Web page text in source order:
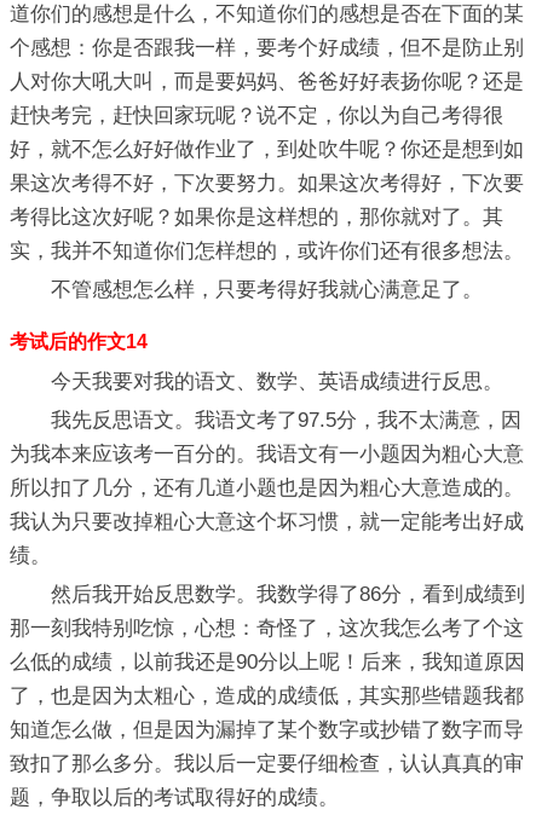
道你们的感想是什么，不知道你们的感想是否在下面的某
个感想：你是否跟我一样，要考个好成绩，但不是防止别
人对你大吼大叫，而是要妈妈、爸爸好好表扬你呢？还是
赶快考完，赶快回家玩呢？说不定，你以为自己考得很
好，就不怎么好好做作业了，到处吹牛呢？你还是想到如
果这次考得不好，下次要努力。如果这次考得好，下次要
考得比这次好呢？如果你是这样想的，那你就对了。其
实，我并不知道你们怎样想的，或许你们还有很多想法。
不管感想怎么样，只要考得好我就心满意足了。
考试后的作文14
今天我要对我的语文、数学、英语成绩进行反思。
我先反思语文。我语文考了97.5分，我不太满意，因
为我本来应该考一百分的。我语文有一小题因为粗心大意
所以扣了几分，还有几道小题也是因为粗心大意造成的。
我认为只要改掉粗心大意这个坏习惯，就一定能考出好成
绩。
然后我开始反思数学。我数学得了86分，看到成绩到
那一刻我特别吃惊，心想：奇怪了，这次我怎么考了个这
么低的成绩，以前我还是90分以上呢！后来，我知道原因
了，也是因为太粗心，造成的成绩低，其实那些错题我都
知道怎么做，但是因为漏掉了某个数字或抄错了数字而导
致扣了那么多分。我以后一定要仔细检查，认认真真的审
题，争取以后的考试取得好的成绩。